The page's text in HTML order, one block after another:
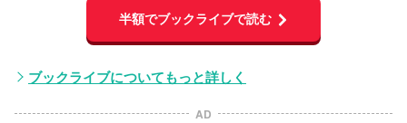
半額でブックライブで読む
ブックライブについてもっと詳しく
AD